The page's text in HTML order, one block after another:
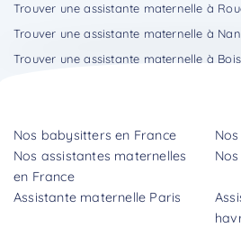
Trouver une assistante maternelle à
Trouver une assistante maternelle à
Trouver une assistante maternelle à
Nos babysitters en France
Nos assistantes maternelles
en France
Assistante maternelle Paris